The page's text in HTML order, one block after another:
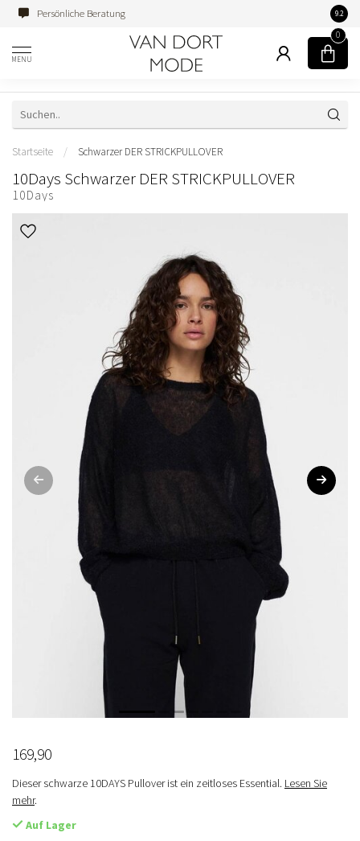
Persönliche Beratung 9.2
MENU
0
Startseite / Schwarzer DER STRICKPULLOVER
10Days Schwarzer DER STRICKPULLOVER
10Days
169,90
Dieser schwarze 10DAYS Pullover ist ein zeitloses Essential. Lesen Sie
mehr.
Auf Lager